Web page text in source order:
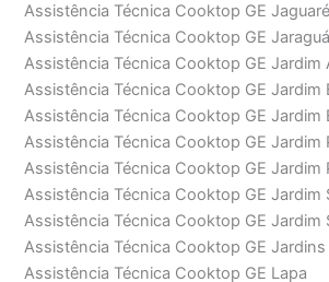
Assistência Técnica Cooktop GE Jaguaré
Assistência Técnica Cooktop GE Jaraguá
Assistência Técnica Cooktop GE Jardim
Assistência Técnica Cooktop GE Jardim
Assistência Técnica Cooktop GE Jardim
Assistência Técnica Cooktop GE Jardim
Assistência Técnica Cooktop GE Jardim
Assistência Técnica Cooktop GE Jardim
Assistência Técnica Cooktop GE Jardim
Assistência Técnica Cooktop GE Jardins
Assistência Técnica Cooktop GE Lapa